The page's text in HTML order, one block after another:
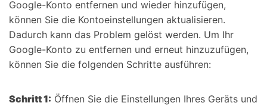
Google-Konto entfernen und wieder hinzufügen,
können Sie die Kontoeinstellungen aktualisieren.
Dadurch kann das Problem gelöst werden. Um Ihr
Google-Konto zu entfernen und erneut hinzuzufügen,
können Sie die folgenden Schritte ausführen:
Schritt 1: Öffnen Sie die Einstellungen Ihres Geräts und